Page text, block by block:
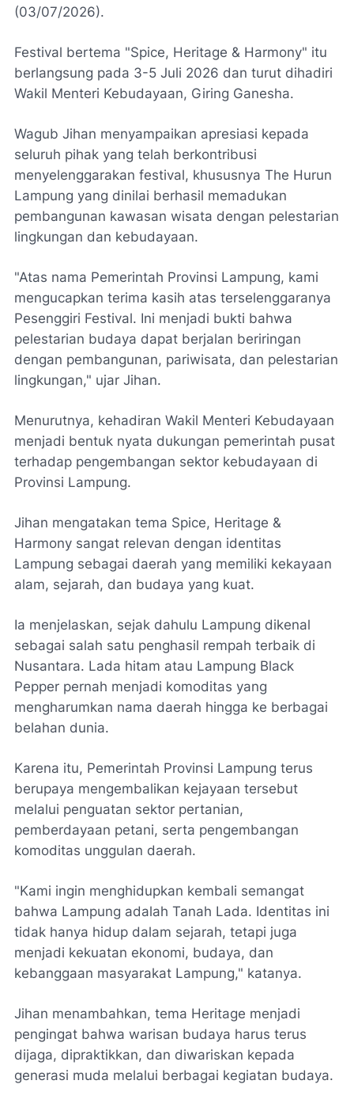
(03/07/2026).
Festival bertema "Spice, Heritage & Harmony" itu
berlangsung pada 3-5 Juli 2026 dan turut dihadiri
Wakil Menteri Kebudayaan, Giring Ganesha.
Wagub Jihan menyampaikan apresiasi kepada
seluruh pihak yang telah berkontribusi
menyelenggarakan festival, khususnya The Hurun
Lampung yang dinilai berhasil memadukan
pembangunan kawasan wisata dengan pelestarian
lingkungan dan kebudayaan.
"Atas nama Pemerintah Provinsi Lampung, kami
mengucapkan terima kasih atas terselenggaranya
Pesenggiri Festival. Ini menjadi bukti bahwa
pelestarian budaya dapat berjalan beriringan
dengan pembangunan, pariwisata, dan pelestarian
lingkungan," ujar Jihan.
Menurutnya, kehadiran Wakil Menteri Kebudayaan
menjadi bentuk nyata dukungan pemerintah pusat
terhadap pengembangan sektor kebudayaan di
Provinsi Lampung.
Jihan mengatakan tema Spice, Heritage &
Harmony sangat relevan dengan identitas
Lampung sebagai daerah yang memiliki kekayaan
alam, sejarah, dan budaya yang kuat.
Ia menjelaskan, sejak dahulu Lampung dikenal
sebagai salah satu penghasil rempah terbaik di
Nusantara. Lada hitam atau Lampung Black
Pepper pernah menjadi komoditas yang
mengharumkan nama daerah hingga ke berbagai
belahan dunia.
Karena itu, Pemerintah Provinsi Lampung terus
berupaya mengembalikan kejayaan tersebut
melalui penguatan sektor pertanian,
pemberdayaan petani, serta pengembangan
komoditas unggulan daerah.
"Kami ingin menghidupkan kembali semangat
bahwa Lampung adalah Tanah Lada. Identitas ini
tidak hanya hidup dalam sejarah, tetapi juga
menjadi kekuatan ekonomi, budaya, dan
kebanggaan masyarakat Lampung," katanya.
Jihan menambahkan, tema Heritage menjadi
pengingat bahwa warisan budaya harus terus
dijaga, dipraktikkan, dan diwariskan kepada
generasi muda melalui berbagai kegiatan budaya.